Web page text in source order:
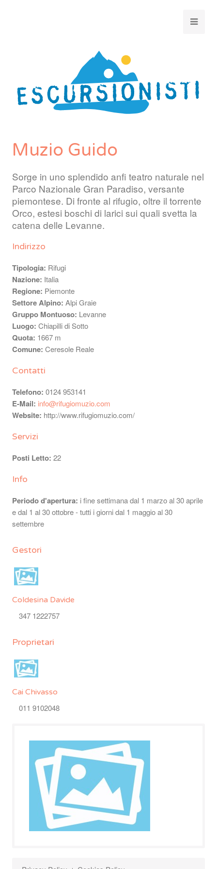
Muzio Guido
Sorge in uno splendido anfi teatro naturale nel
Parco Nazionale Gran Paradiso, versante
piemontese. Di fronte al rifugio, oltre il torrente
Orco, estesi boschi di larici sui quali svetta la
catena delle Levanne.
Indirizzo
Tipologia: Rifugi
Nazione: Italia
Regione: Piemonte
Settore Alpino: Alpi Graie
Gruppo Montuoso: Levanne
Luogo: Chiapilli di Sotto
Quota: 1667 m
Comune: Ceresole Reale
Contatti
Telefono: 0124 953141
E-Mail: info@rifugiomuzio.com
Website: http://www.rifugiomuzio.com/
Servizi
Posti Letto: 22
Info
Periodo d'apertura: i fine settimana dal 1 marzo al 30 aprile
e dal 1 al 30 ottobre - tutti i giorni dal 1 maggio al 30
settembre
Gestori
Coldesina Davide
347 1222757
Proprietari
Cai Chivasso
011 9102048